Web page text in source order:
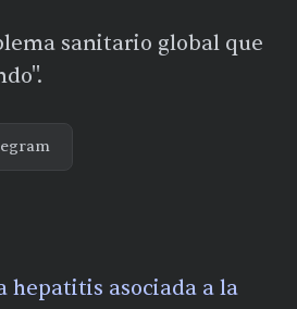
sanitario global que
hepatitis asociada a la